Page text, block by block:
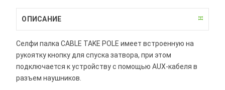
ОПИСАНИЕ
Селфи палка CABLE TAKE POLE имеет встроенную на
рукоятку кнопку для спуска затвора, при этом
подключается к устройству с помощью AUX-кабеля в
разъем наушников.